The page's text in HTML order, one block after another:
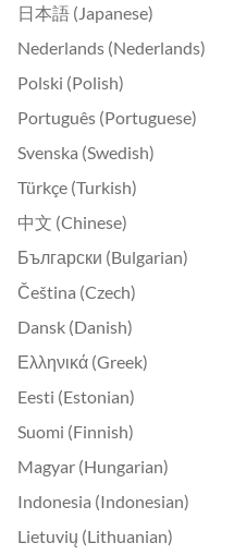
日本語 (Japanese)
Nederlands (Nederlands)
Polski (Polish)
Português (Portuguese)
Svenska (Swedish)
Türkçe (Turkish)
中文 (Chinese)
Български (Bulgarian)
Čeština (Czech)
Dansk (Danish)
Ελληνικά (Greek)
Eesti (Estonian)
Suomi (Finnish)
Magyar (Hungarian)
Indonesia (Indonesian)
Lietuvių (Lithuanian)